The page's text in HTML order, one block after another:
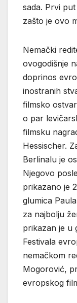
sada. Prvi
zašto je ovo
Nemački
ovogodišnje
doprinos
inostranih
filmsko
o par
filmsku
Hessischer.
Berlinalu je
Njegovo
prikazano je
glumica
za najbolju
prikazan je u
Festivala
nemačkom
Mogorović,
evropskog